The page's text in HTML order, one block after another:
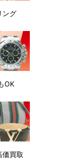
ング
OK
価買取